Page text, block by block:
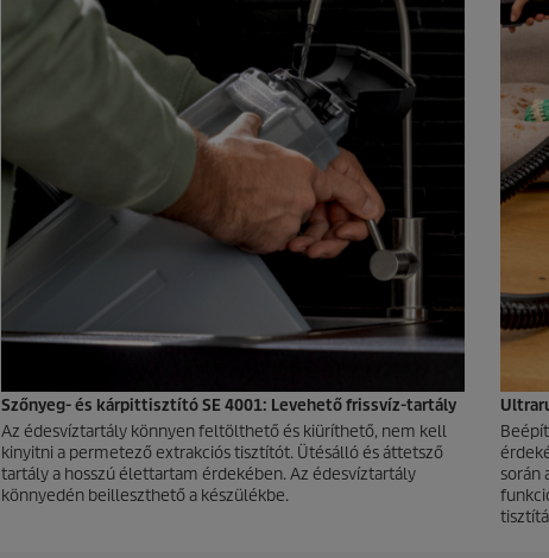
Szőnyeg- és kárpittisztító SE 4001: Levehető frissvíz-tartály
Az édesvíztartály könnyen feltölthető és kiüríthető, nem kell
kinyitni a permetező extrakciós tisztítót. Ütésálló és áttetsző
tartály a hosszú élettartam érdekében. Az édesvíztartály
könnyedén beilleszthető a készülékbe.
során